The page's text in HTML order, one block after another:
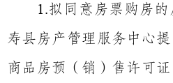
1.拟同意房票购房
寿县房产管理服务中心
商品房预（销）售许可